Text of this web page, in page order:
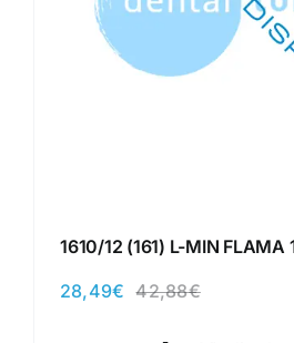
1610/12 (161) L-MIN FLAMA
42,88€El
28,49€
El